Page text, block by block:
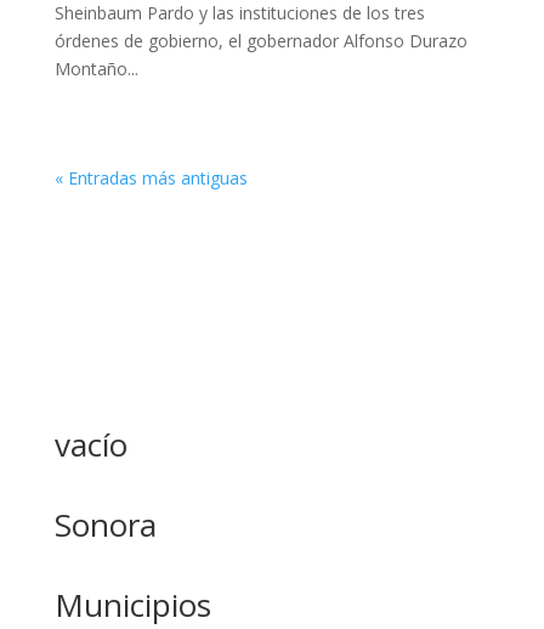
Sheinbaum Pardo y las instituciones de los tres
órdenes de gobierno, el gobernador Alfonso Durazo
Montaño...
« Entradas más antiguas
vacío
Sonora
Municipios